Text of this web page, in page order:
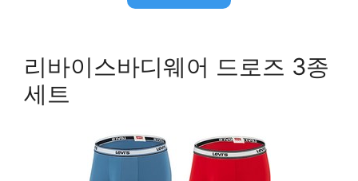
리바이스바디웨어 드로즈 3종
세트